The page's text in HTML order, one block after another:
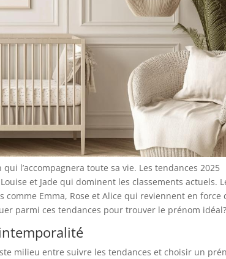
l’accompagnera toute sa vie. Les tendances 2025
et Jade qui dominent les classements actuels.
Emma, Rose et Alice qui reviennent en force
parmi ces tendances pour trouver le prénom idéal?
milieu entre suivre les tendances et choisir un